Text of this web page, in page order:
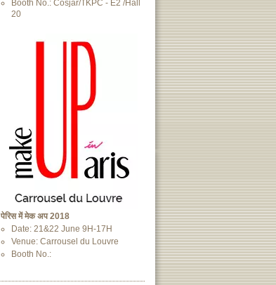
Booth No.: Cosjar/TKPC - E2 /Hall
20
पेरिस में मेक अप 2018
Date: 21&22 June 9H-17H
Venue: Carrousel du Louvre
Booth No.: